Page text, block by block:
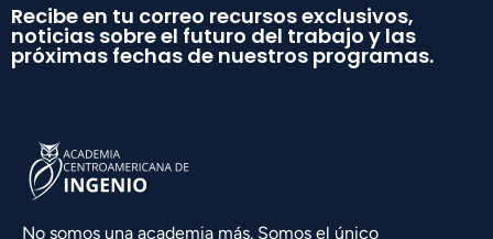
Recibe en tu correo recursos exclusivos,
noticias sobre el futuro del trabajo y las
próximas fechas de nuestros programas.
No somos una academia más. Somos el único